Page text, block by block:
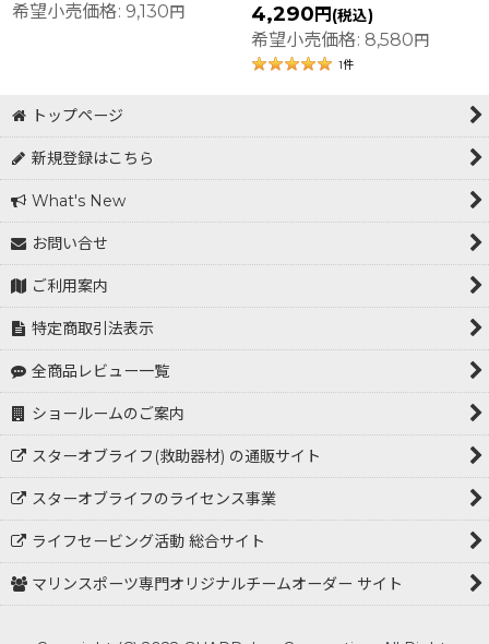
希望小売価格: 9,130円 4,290 円 (税込)
希望小売価格: 8,580円
1件
トップページ
新規登録はこちら
What's New
お問い合せ
ご利用案内
特定商取引法表示
全商品レビュー一覧
ショールームのご案内
スターオブライフ(救助器材) の通販サイト
スターオブライフのライセンス事業
ライフセービング活動 総合サイト
マリンスポーツ専門オリジナルチームオーダー サイト